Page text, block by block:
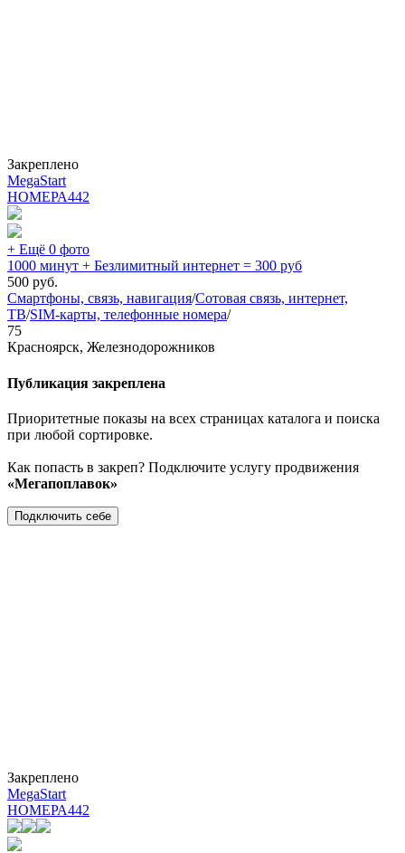
Закреплено
MegaStart
НОМЕРА442
+ Ещё 0 фото
1000 минут + Безлимитный интернет = 300 руб
500 руб.
Смартфоны, связь, навигация/Сотовая связь, интернет,
ТВ/SIM-карты, телефонные номера/
75
Красноярск, Железнодорожников
Публикация закреплена
Приоритетные показы на всех страницах каталога и поиска
при любой сортировке.
Как попасть в закреп? Подключите услугу продвижения
«Мегапоплавок»
Подключить себе
Закреплено
MegaStart
НОМЕРА442